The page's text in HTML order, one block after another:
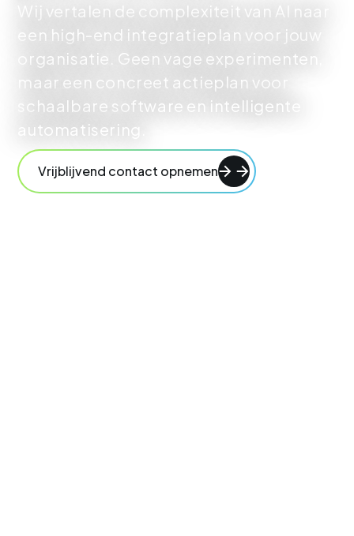
Wij vertalen de complexiteit van AI naar
een high-end integratieplan voor jouw
organisatie. Geen vage experimenten,
maar een concreet actieplan voor
schaalbare software en intelligente
automatisering.
Vrijblijvend contact opnemen